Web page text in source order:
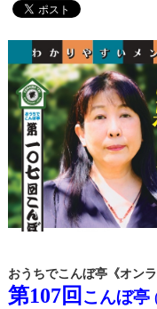
おうちでこんぼ亭《オンラ
第107回 こんぼ亭